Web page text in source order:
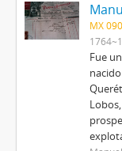
MX
Fue